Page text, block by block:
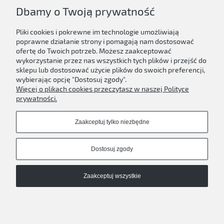
Do koszyka
Newsletter
Podaj swój adres e-mail, jeżeli chcesz otrzymywać
informacje o nowościach i promocjach.
Dbamy o Twoją prywatność
Pliki cookies i pokrewne im technologie umożliwiają
poprawne działanie strony i pomagają nam dostosować
ofertę do Twoich potrzeb. Możesz zaakceptować
wykorzystanie przez nas wszystkich tych plików i przejść do
sklepu lub dostosować użycie plików do swoich preferencji,
wybierając opcję "Dostosuj zgody".
Więcej o plikach cookies przeczytasz w naszej Polityce
prywatności.
Zaakceptuj tylko niezbędne
Dostosuj zgody
Zaakceptuj wszystkie